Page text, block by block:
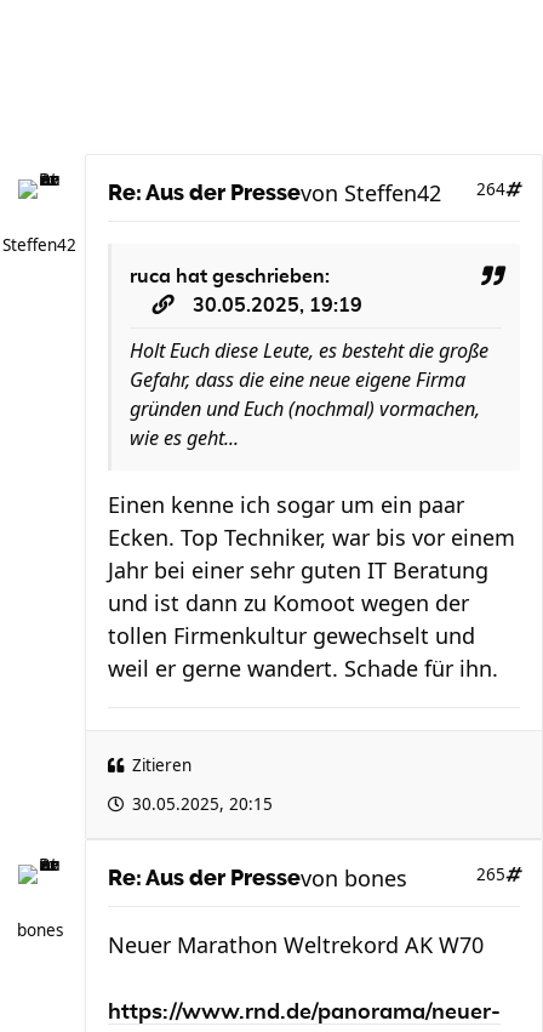
Steffen42
Re: Aus der Presse 264
von Steffen42
ruca hat geschrieben:
30.05.2025, 19:19
Holt Euch diese Leute, es besteht die große
Gefahr, dass die eine neue eigene Firma
gründen und Euch (nochmal) vormachen,
wie es geht...
Einen kenne ich sogar um ein paar
Ecken. Top Techniker, war bis vor einem
Jahr bei einer sehr guten IT Beratung
und ist dann zu Komoot wegen der
tollen Firmenkultur gewechselt und
weil er gerne wandert. Schade für ihn.
Zitieren
30.05.2025, 20:15
bones
Re: Aus der Presse 265
von bones
Neuer Marathon Weltrekord AK W70
https://www.rnd.de/panorama/neuer-